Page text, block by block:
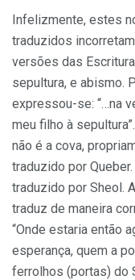
Infelizmente, estes
traduzidos
versões das
sepultura, e abismo.
expressou-se: “…na
meu filho à
não é a cova,
traduzido por
traduzido por Sheol.
traduz de maneira
“Onde estaria então
esperança, quem a
ferrolhos (portas) do